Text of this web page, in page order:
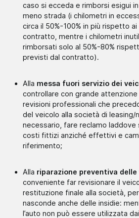
caso si ecceda e rimborsi esigui
meno strada (i chilometri in
circa il 50%-100% in più rispetto
contratto, mentre i chilometri
rimborsati solo al 50%-80%
previsti dal contratto).
Alla messa fuori servizio dei
controllare con grande
revisioni professionali che
del veicolo alla società di leasing/
necessario, fare reclamo
costi fittizi anziché effettivi e
riferimento;
Alla riparazione preventiva
conveniente far revisionare il
restituzione finale alla società,
nasconde anche delle insidie:
l’auto non può essere utilizzata